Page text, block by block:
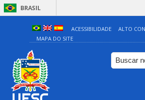
BRASIL
ACESSIBILIDADE
ALTO
MAPA DO SITE